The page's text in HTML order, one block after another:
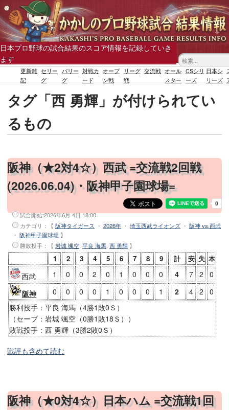
日本プロ野球の試合結果のスコア情報を記録していき
ます
更新雑
記
セリー
グ
パリー
グ
対戦カ
ード
オープ
ン戦
リーグ
戦
交流戦 オール
スター
CSシリ
ーズ
日本シ
リーズ
タグ「西 勇輝」が付けられてい
るもの
阪神（★2対4☆）西武 =交流戦2回戦
(2026.06.04)・阪神甲子園球場=
試合開始:2026年6月 4日 18:00
カテゴリ：【 阪神タイガース ・ 2026年 ・ 埼玉西武ライオンズ ・ 阪神 vs.西武
・ 阪神甲子園球場 】
勝敗投手 ：【 岩城 颯空 平良 海馬 西 勇輝 】
1 2 3 4 5 6 7 8 9 計 安 失 本
西武 1 0 0 2 0 1 0 0 0 4 7 2
0
阪神
0 0 0 0 1 0 0 0 1 2 4 2
0
勝利投手：平良 海馬（4勝1敗0Ｓ）
（セーブ：岩城 颯空（0勝1敗18Ｓ））
敗戦投手：西 勇輝（3勝2敗0Ｓ）
戦評も含めて読む
阪神（★0対4☆）日本ハム =交流戦1回